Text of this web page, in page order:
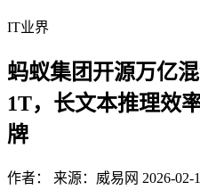
IT业界
蚂蚁集团开源万亿
1T，长文本推理效
牌
作者： 来源：威易网 2026-02-